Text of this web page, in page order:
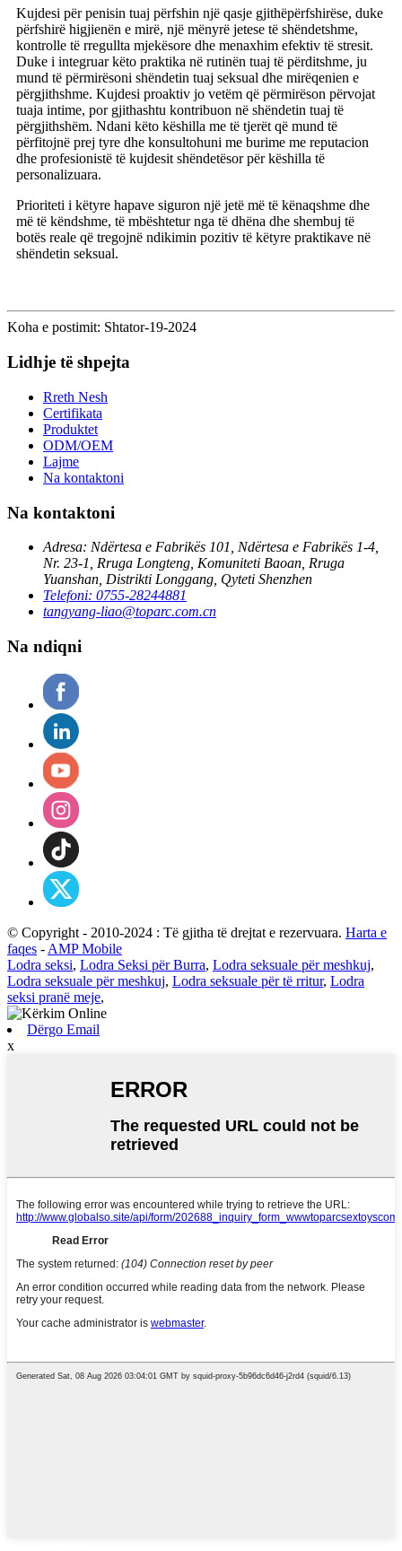
Kujdesi për penisin tuaj përfshin një qasje gjithëpërfshirëse, duke
përfshirë higjienën e mirë, një mënyrë jetese të shëndetshme,
kontrolle të rregullta mjekësore dhe menaxhim efektiv të stresit.
Duke i integruar këto praktika në rutinën tuaj të përditshme, ju
mund të përmirësoni shëndetin tuaj seksual dhe mirëqenien e
përgjithshme. Kujdesi proaktiv jo vetëm që përmirëson përvojat
tuaja intime, por gjithashtu kontribuon në shëndetin tuaj të
përgjithshëm. Ndani këto këshilla me të tjerët që mund të
përfitojnë prej tyre dhe konsultohuni me burime me reputacion
dhe profesionistë të kujdesit shëndetësor për këshilla të
personalizuara.
Prioriteti i këtyre hapave siguron një jetë më të kënaqshme dhe
më të këndshme, të mbështetur nga të dhëna dhe shembuj të
botës reale që tregojnë ndikimin pozitiv të këtyre praktikave në
shëndetin seksual.
Koha e postimit: Shtator-19-2024
Lidhje të shpejta
Rreth Nesh
Certifikata
Produktet
ODM/OEM
Lajme
Na kontaktoni
Na kontaktoni
Adresa: Ndërtesa e Fabrikës 101, Ndërtesa e Fabrikës 1-4,
Nr. 23-1, Rruga Longteng, Komuniteti Baoan, Rruga
Yuanshan, Distrikti Longgang, Qyteti Shenzhen
Telefoni: 0755-28244881
tangyang-liao@toparc.com.cn
Na ndiqni
© Copyright - 2010-2024 : Të gjitha të drejtat e rezervuara. Harta e
faqes - AMP Mobile
Lodra seksi, Lodra Seksi për Burra, Lodra seksuale për meshkuj,
Lodra seksuale për meshkuj, Lodra seksuale për të rritur, Lodra
seksi pranë meje,
Dërgo Email
x